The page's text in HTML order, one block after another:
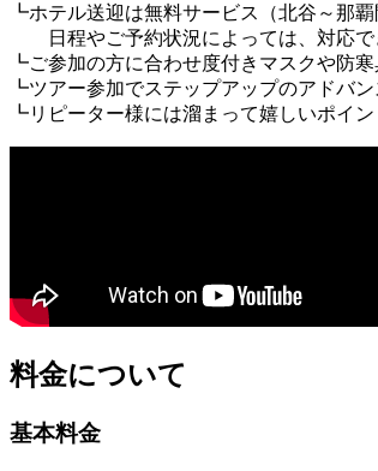
┗ホテル送迎は無料サービス（北谷～那覇
日程やご予約状況によっては、対応で
┗ご参加の方に合わせ度付きマスクや防
┗ツアー参加でステップアップのアドバン
┗リピーター様には溜まって嬉しいポイ
料金について
基本料金